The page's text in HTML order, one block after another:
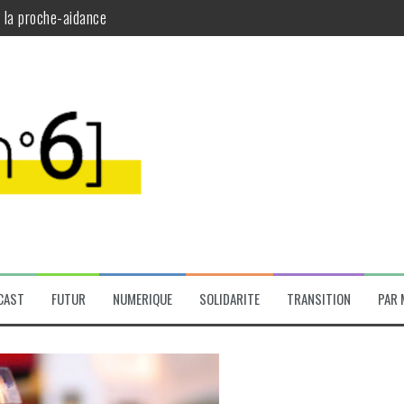
proche-aidance
santé mentale
mentale
FUTUR NUMERIQUE SOLIDARITE TRANSITION PAR